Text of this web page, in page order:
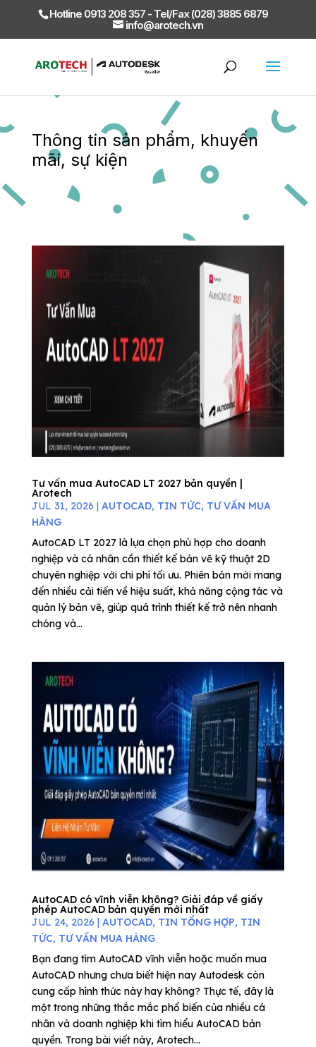
Hotline 0913 208 357 - Tel/Fax (028) 3885 6879
info@arotech.vn
Thông tin sản phẩm, khuyến
mãi, sự kiện
Tư vấn mua AutoCAD LT 2027 bản quyền |
Arotech
JUL 31, 2026 | AUTOCAD, TIN TỨC, TƯ VẤN MUA
HÀNG
AutoCAD LT 2027 là lựa chọn phù hợp cho doanh
nghiệp và cá nhân cần thiết kế bản vẽ kỹ thuật 2D
chuyên nghiệp với chi phí tối ưu. Phiên bản mới mang
đến nhiều cải tiến về hiệu suất, khả năng cộng tác và
quản lý bản vẽ, giúp quá trình thiết kế trở nên nhanh
chóng và...
AutoCAD có vĩnh viễn không? Giải đáp về giấy
phép AutoCAD bản quyền mới nhất
JUL 24, 2026 | AUTOCAD, TIN TỔNG HỢP, TIN
TỨC, TƯ VẤN MUA HÀNG
Bạn đang tìm AutoCAD vĩnh viễn hoặc muốn mua
AutoCAD nhưng chưa biết hiện nay Autodesk còn
cung cấp hình thức này hay không? Thực tế, đây là
một trong những thắc mắc phổ biến của nhiều cá
nhân và doanh nghiệp khi tìm hiểu AutoCAD bản
quyền. Trong bài viết này, Arotech...